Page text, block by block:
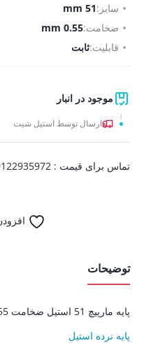
سایز:51 mm
ضخامت:0.55 mm
قابلیت:ثابت
موجود در انبار
ارسال توسط استیل شیت
تماس برای قیمت : 09122935972
توضیحات
پایه مارپیچ 51 استیل ضخامت 0.55
پایه نرده استیل